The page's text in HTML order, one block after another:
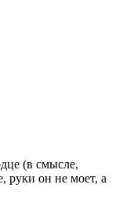
(в смысле,
руки он не моет, а